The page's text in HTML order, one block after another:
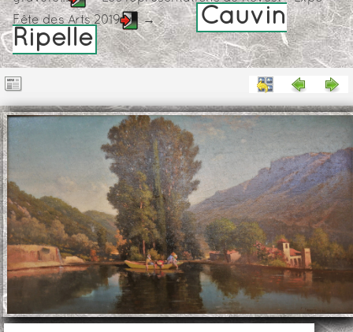
Fête des Arts 2019
→
Cauvin
Ripelle